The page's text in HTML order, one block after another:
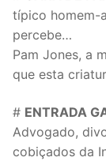
típico homem-
percebe…
Pam Jones, a
que esta
# ENTRADA
Advogado,
cobiçados da